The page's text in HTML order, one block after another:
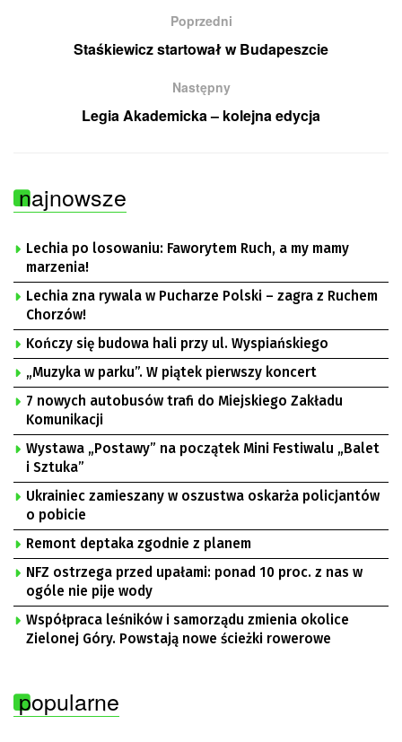
Poprzedni
Staśkiewicz startował w Budapeszcie
Następny
Legia Akademicka – kolejna edycja
najnowsze
Lechia po losowaniu: Faworytem Ruch, a my mamy
marzenia!
Lechia zna rywala w Pucharze Polski – zagra z Ruchem
Chorzów!
Kończy się budowa hali przy ul. Wyspiańskiego
„Muzyka w parku”. W piątek pierwszy koncert
7 nowych autobusów trafi do Miejskiego Zakładu
Komunikacji
Wystawa „Postawy” na początek Mini Festiwalu „Balet
i Sztuka”
Ukrainiec zamieszany w oszustwa oskarża policjantów
o pobicie
Remont deptaka zgodnie z planem
NFZ ostrzega przed upałami: ponad 10 proc. z nas w
ogóle nie pije wody
Współpraca leśników i samorządu zmienia okolice
Zielonej Góry. Powstają nowe ścieżki rowerowe
popularne